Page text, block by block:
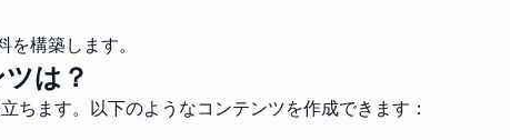
構築します。
は？
ちます。以下のようなコンテンツを作成できます：